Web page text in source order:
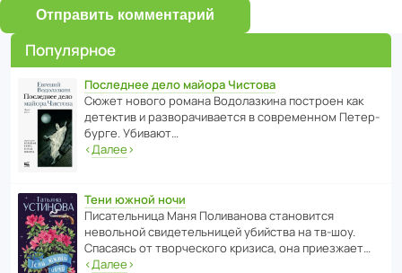
Отправить комментарий
Популярное
Последнее дело майора Чистова
Сюжет нового романа Водо­ла­з­кина пост­роен как
дете­ктив и разво­ра­чи­ва­ется в совре­менном Пете­р­
бурге. Убивают…
‹Далее›
Тени южной ночи
Писа­тель­ница Маня Поли­ва­нова стано­вится
невольной свиде­тель­ницей убийства на тв-шоу.
Спасаясь от твор­че­с­кого кризиса, она приезжает…
‹Далее›